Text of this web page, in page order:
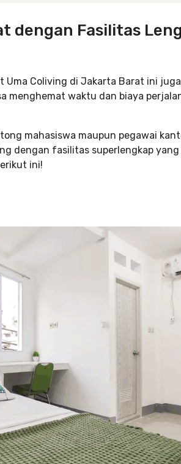
dengan Fasilitas
Coliving di Jakarta Barat ini
menghemat waktu dan biaya
mahasiswa maupun pegawai
dengan fasilitas superlengkap
ini!